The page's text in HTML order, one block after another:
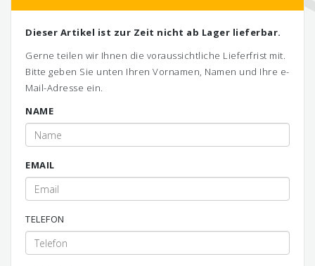
Dieser Artikel ist zur Zeit nicht ab Lager lieferbar.
Gerne teilen wir Ihnen die voraussichtliche Lieferfrist mit.
Bitte geben Sie unten Ihren Vornamen, Namen und Ihre e-
Mail-Adresse ein.
NAME
EMAIL
TELEFON